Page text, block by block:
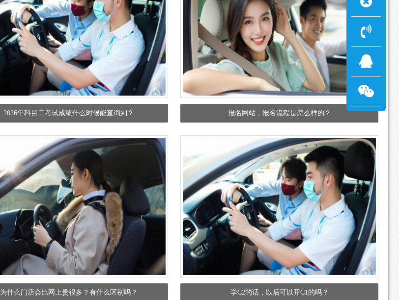
2026年科目二考试成绩什么时候能查询到？ 报名网站，报名流程是怎么样的？
为什么门店会比网上贵很多？有什么区别吗？ 学C2的话，以后可以开C1的吗？